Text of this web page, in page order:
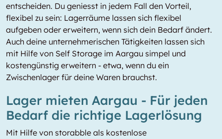
entscheiden. Du geniesst in jedem Fall den Vorteil,
flexibel zu sein: Lagerräume lassen sich flexibel
aufgeben oder erweitern, wenn sich dein Bedarf ändert.
Auch deine unternehmerischen Tätigkeiten lassen sich
mit Hilfe von Self Storage im Aargau simpel und
kostengünstig erweitern - etwa, wenn du ein
Zwischenlager für deine Waren brauchst.
Lager mieten Aargau - Für jeden
Bedarf die richtige Lagerlösung
Mit Hilfe von storabble als kostenlose